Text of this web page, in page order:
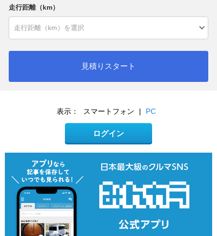
走行距離（km）
見積りスタート
表示： スマートフォン | PC
ログイン